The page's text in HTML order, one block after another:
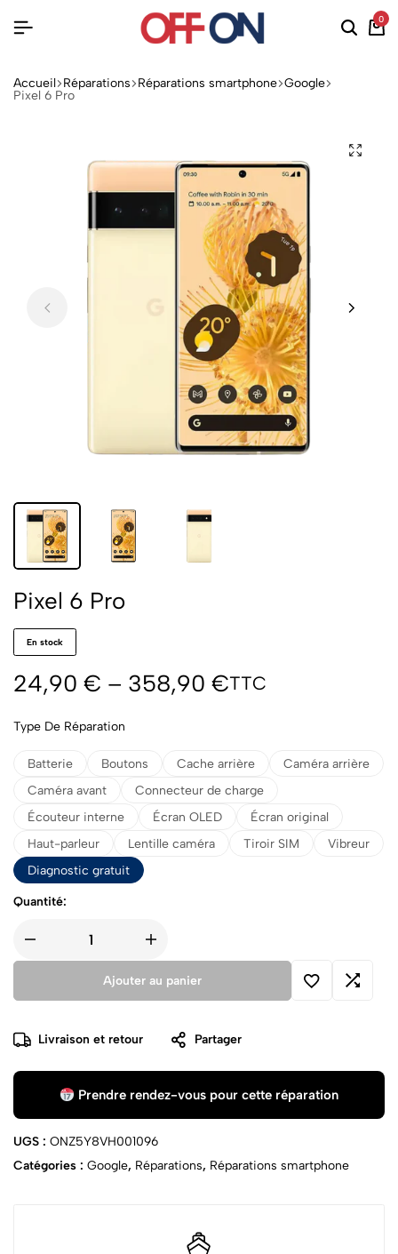
0
Accueil Réparations Réparations smartphone Google
Pixel 6 Pro
Pixel 6 Pro
En stock
24,90 € – 358,90 €TTC
Type De Réparation
Batterie Boutons Cache arrière
Caméra arrière
Caméra avant
Connecteur de charge
Écouteur interne
Écran OLED
Écran original
Haut-parleur
Lentille caméra Tiroir SIM
Vibreur
Diagnostic gratuit
Quantité:
Ajouter au panier
Livraison et retour Partager
Prendre rendez-vous pour cette réparation
UGS : ONZ5Y8VH001096
Catégories : Google, Réparations, Réparations smartphone